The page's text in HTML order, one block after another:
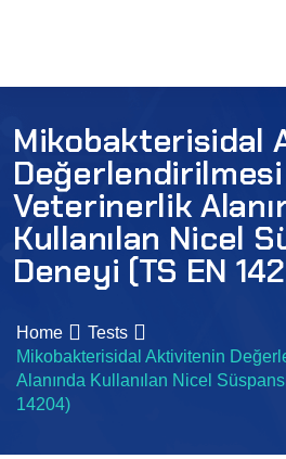
Mikobakterisidal
Değerlendirilmesi
Veterinerlik
Kullanılan Nicel
Deneyi (TS EN
Home
Tests
Mikobakterisidal Aktivitenin
Alanında Kullanılan Nicel
14204)